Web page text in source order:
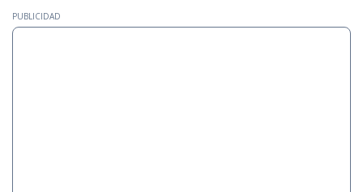
PUBLICIDAD